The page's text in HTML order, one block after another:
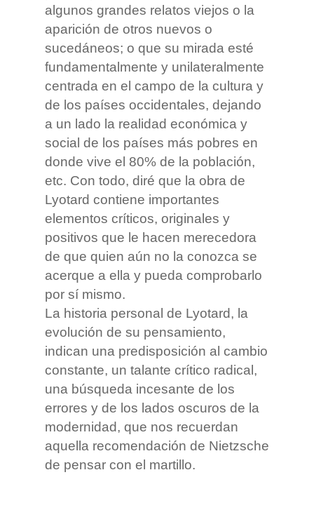
algunos grandes relatos viejos o la
aparición de otros nuevos o
sucedáneos; o que su mirada esté
fundamentalmente y unilateralmente
centrada en el campo de la cultura y
de los países occidentales, dejando
a un lado la realidad económica y
social de los países más pobres en
donde vive el 80% de la población,
etc. Con todo, diré que la obra de
Lyotard contiene importantes
elementos críticos, originales y
positivos que le hacen merecedora
de que quien aún no la conozca se
acerque a ella y pueda comprobarlo
por sí mismo.
La historia personal de Lyotard, la
evolución de su pensamiento,
indican una predisposición al cambio
constante, un talante crítico radical,
una búsqueda incesante de los
errores y de los lados oscuros de la
modernidad, que nos recuerdan
aquella recomendación de Nietzsche
de pensar con el martillo.